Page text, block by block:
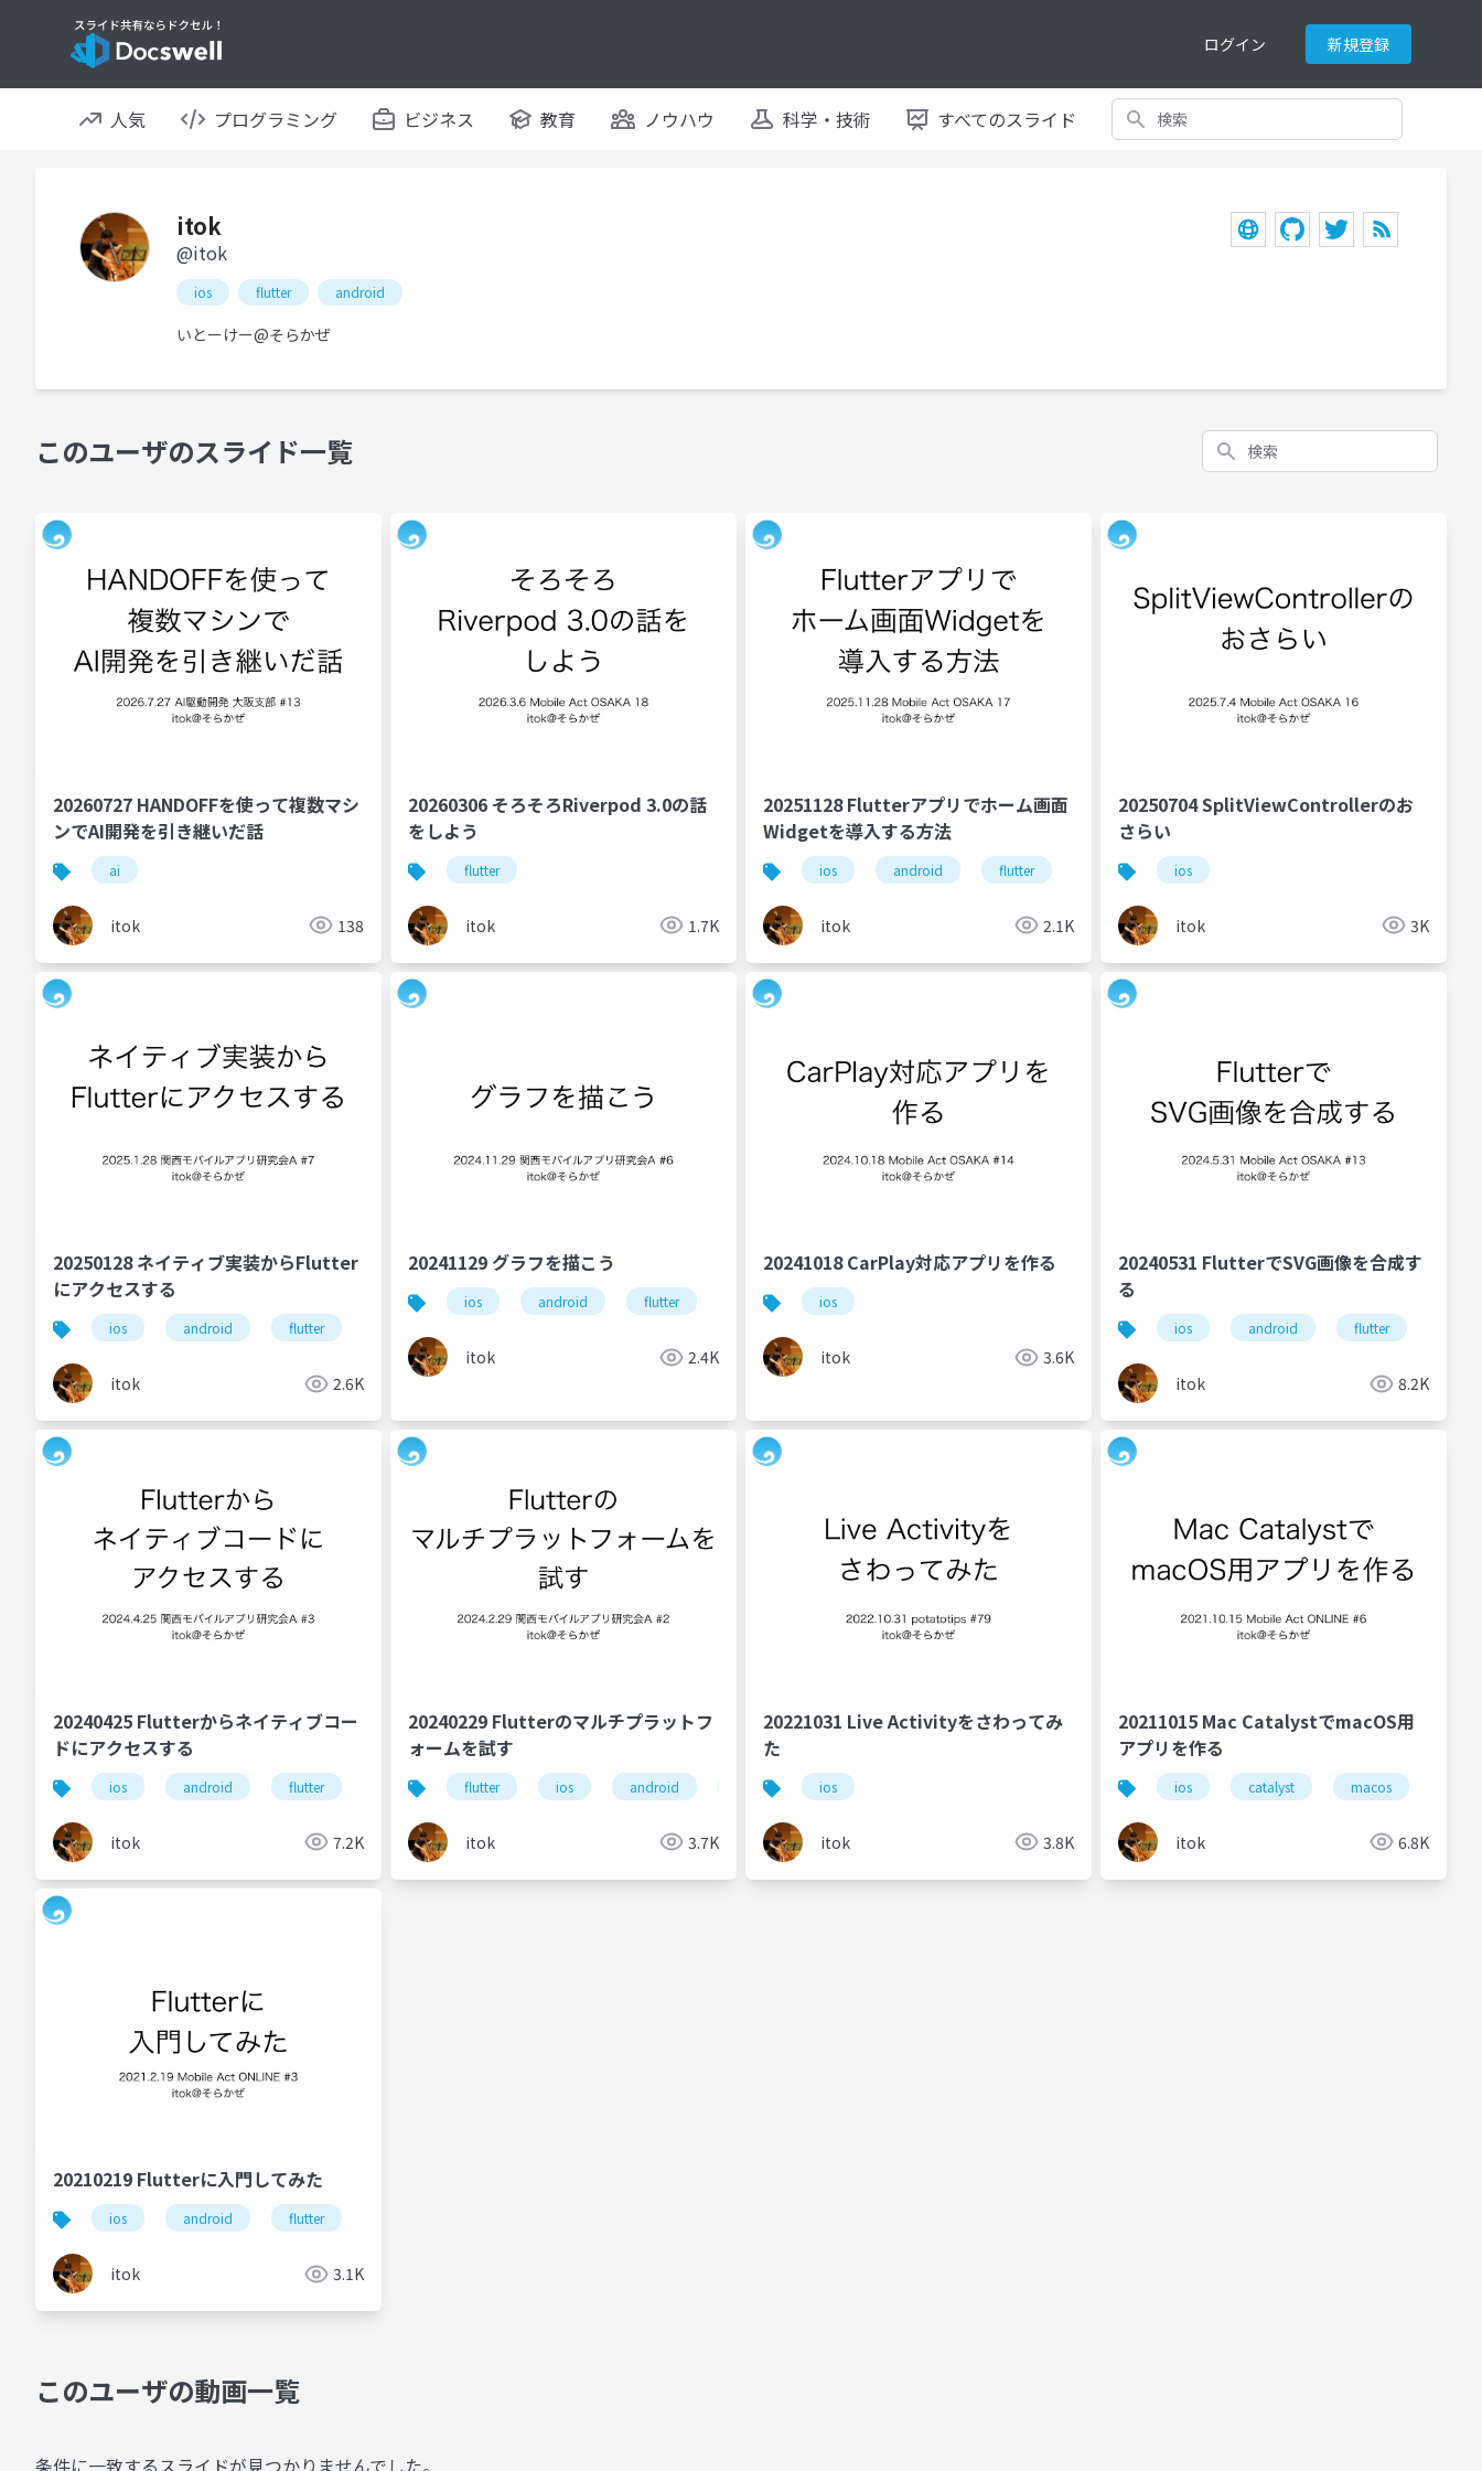
ログイン 新規登録
人気 プログラミング ビジネス 教育 ノウハウ 科学・技術 すべてのスライド 検索
itok
@itok
ios flutter android
いとーけー@そらかぜ
このユーザのスライド一覧 検索
20260727 HANDOFFを使って複数マシ
ンでAI開発を引き継いだ話
ai
itok 138
20260306 そろそろRiverpod 3.0の話
をしよう
flutter
itok 1.7K
20251128 Flutterアプリでホーム画面
Widgetを導入する方法
ios android flutter
itok 2.1K
20250704 SplitViewControllerのお
さらい
ios
itok 3K
20250128 ネイティブ実装からFlutter
にアクセスする
ios android flutter
itok 2.6K
20241129 グラフを描こう
ios android flutter
itok 2.4K
20241018 CarPlay対応アプリを作る
ios
itok 3.6K
20240531 FlutterでSVG画像を合成す
る
ios android flutter
itok 8.2K
20240425 Flutterからネイティブコー
ドにアクセスする
ios android flutter
itok 7.2K
20240229 Flutterのマルチプラットフ
ォームを試す
flutter ios android macos web
itok 3.7K
20221031 Live Activityをさわってみ
た
ios
itok 3.8K
20211015 Mac CatalystでmacOS用
アプリを作る
ios catalyst macos
itok 6.8K
20210219 Flutterに入門してみた
ios android flutter
itok 3.1K
このユーザの動画一覧
条件に一致するスライドが見つかりませんでした。